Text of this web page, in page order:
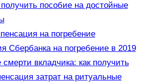
пособие на достойные
на погребение
Сбербанка на погребение в 2019
смерти вкладчика: как получить
затрат на ритуальные